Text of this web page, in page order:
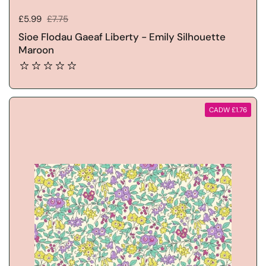
Pris gwerthu:
£5.99 Pris rheolaidd:
£7.75
Sioe Flodau Gaeaf Liberty - Emily Silhouette
Maroon
CADW £1.76